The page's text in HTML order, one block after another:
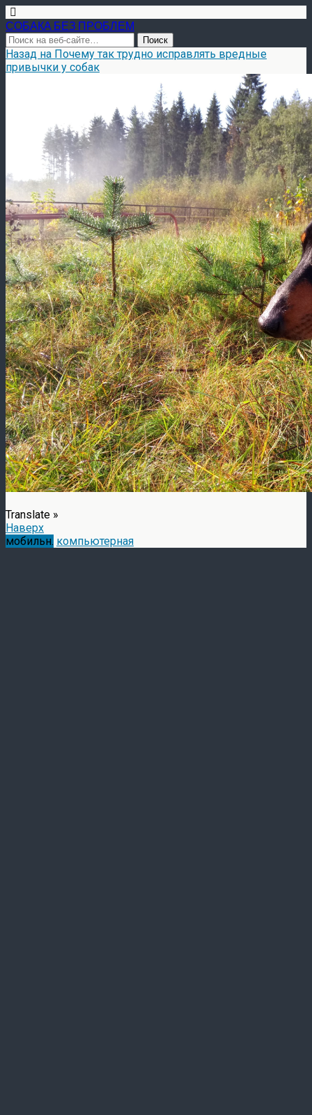
СОБАКА БЕЗ ПРОБЛЕМ
Назад на Почему так трудно исправлять вредные
привычки у собак
Translate »
Наверх
мобильн. компьютерная